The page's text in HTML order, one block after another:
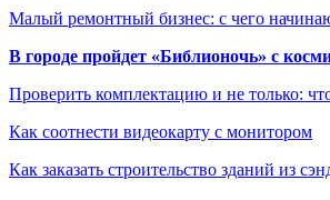
Малый ремонтный бизнес: с чего
В городе пройдет «Библионочь» с
Проверить комплектацию и не только:
Как соотнести видеокарту с монитором
Как заказать строительство зданий из